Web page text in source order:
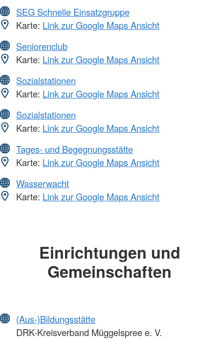
SEG Schnelle Einsatzgruppe
Karte: Link zur Google Maps Ansicht
Seniorenclub
Karte: Link zur Google Maps Ansicht
Sozialstationen
Karte: Link zur Google Maps Ansicht
Sozialstationen
Karte: Link zur Google Maps Ansicht
Tages- und Begegnungsstätte
Karte: Link zur Google Maps Ansicht
Wasserwacht
Karte: Link zur Google Maps Ansicht
Einrichtungen und
Gemeinschaften
(Aus-)Bildungsstätte
DRK-Kreisverband Müggelspree e. V.